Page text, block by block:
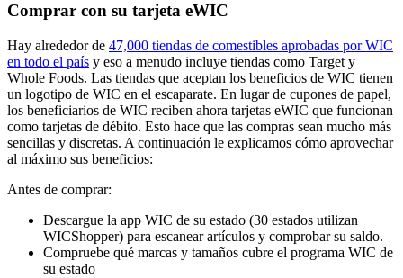
Comprar con su tarjeta eWIC
Hay alrededor de 47,000 tiendas de comestibles aprobadas por WIC
en todo el país y eso a menudo incluye tiendas como Target y
Whole Foods. Las tiendas que aceptan los beneficios de WIC tienen
un logotipo de WIC en el escaparate. En lugar de cupones de papel,
los beneficiarios de WIC reciben ahora tarjetas eWIC que funcionan
como tarjetas de débito. Esto hace que las compras sean mucho más
sencillas y discretas. A continuación le explicamos cómo aprovechar
al máximo sus beneficios:
Antes de comprar:
Descargue la app WIC de su estado (30 estados utilizan
WICShopper) para escanear artículos y comprobar su saldo.
Compruebe qué marcas y tamaños cubre el programa WIC de
su estado